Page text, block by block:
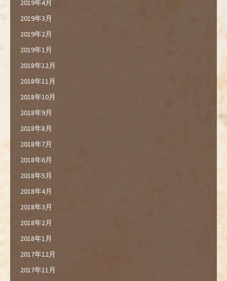
2019年4月
2019年3月
2019年2月
2019年1月
2018年12月
2018年11月
2018年10月
2018年9月
2018年8月
2018年7月
2018年6月
2018年5月
2018年4月
2018年3月
2018年2月
2018年1月
2017年12月
2017年11月